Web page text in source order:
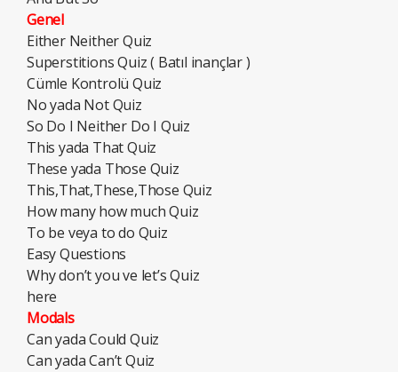
Genel
Either Neither Quiz
Superstitions Quiz ( Batıl inançlar )
Cümle Kontrolü Quiz
No yada Not Quiz
So Do I Neither Do I Quiz
This yada That Quiz
These yada Those Quiz
This,That,These,Those Quiz
How many how much Quiz
To be veya to do Quiz
Easy Questions
Why don’t you ve let’s Quiz
here
Modals
Can yada Could Quiz
Can yada Can’t Quiz